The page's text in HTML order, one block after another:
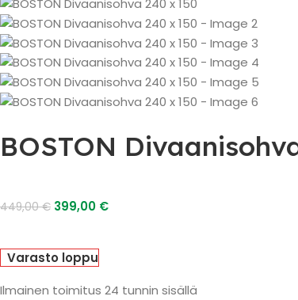
BOSTON
449,00€ 399,00 €
Varasto loppu
Ilmainen toimitus 24 tunnin sisällä